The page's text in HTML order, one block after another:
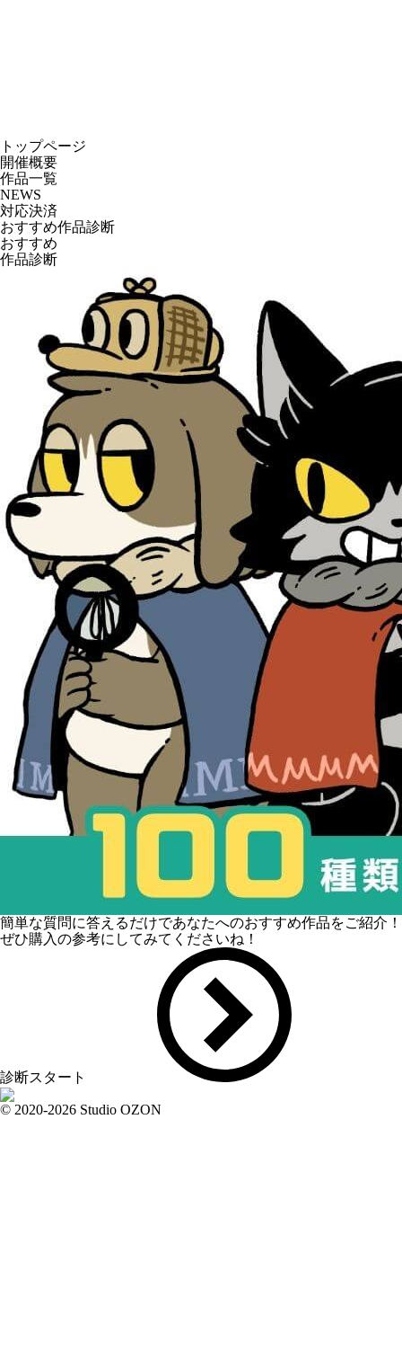
トップページ
開催概要
作品一覧
NEWS
対応決済
おすすめ作品診断
おすすめ
作品診断
簡単な質問に答えるだけであなたへのおすすめ作品をご紹介！
ぜひ購入の参考にしてみてくださいね！
診断スタート
© 2020-2026 Studio OZON